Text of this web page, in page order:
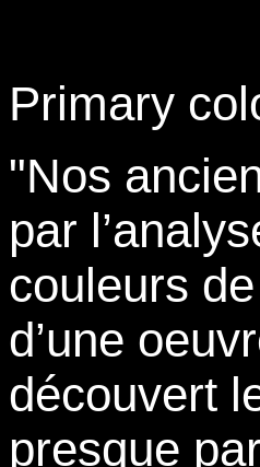
Primary
"Nos
par
couleurs
d’une
découvert
presque